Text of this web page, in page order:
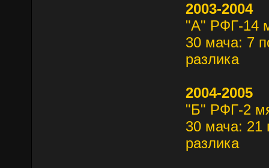
2003-2004
"А" РФГ-14
30 мача: 7
разлика
2004-2005
"Б" РФГ-2
30 мача: 21
разлика